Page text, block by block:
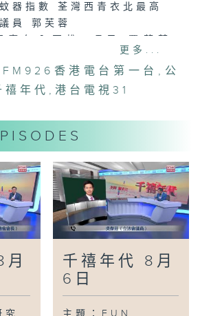
器指數 荃灣西青衣北最高
員 郭芙蓉
員 鄧家彪
員 陳文宜
計劃協會主席 李子恩
池回收設施本月投入運作
員 陳紹雄
更多...
FM926香港電台第一台 , 公
禧年代 ,港台電視31
千禧年代 8月
6日